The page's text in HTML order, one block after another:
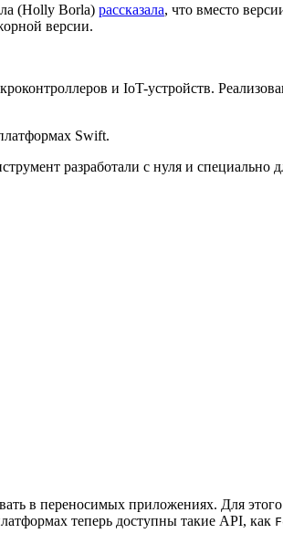
(Holly Borla) рассказала, что вместо
версии.
и IoT-устройств.
Swift.
разработали с нуля и специально
в переносимых приложениях. Для
теперь доступны такие API, как